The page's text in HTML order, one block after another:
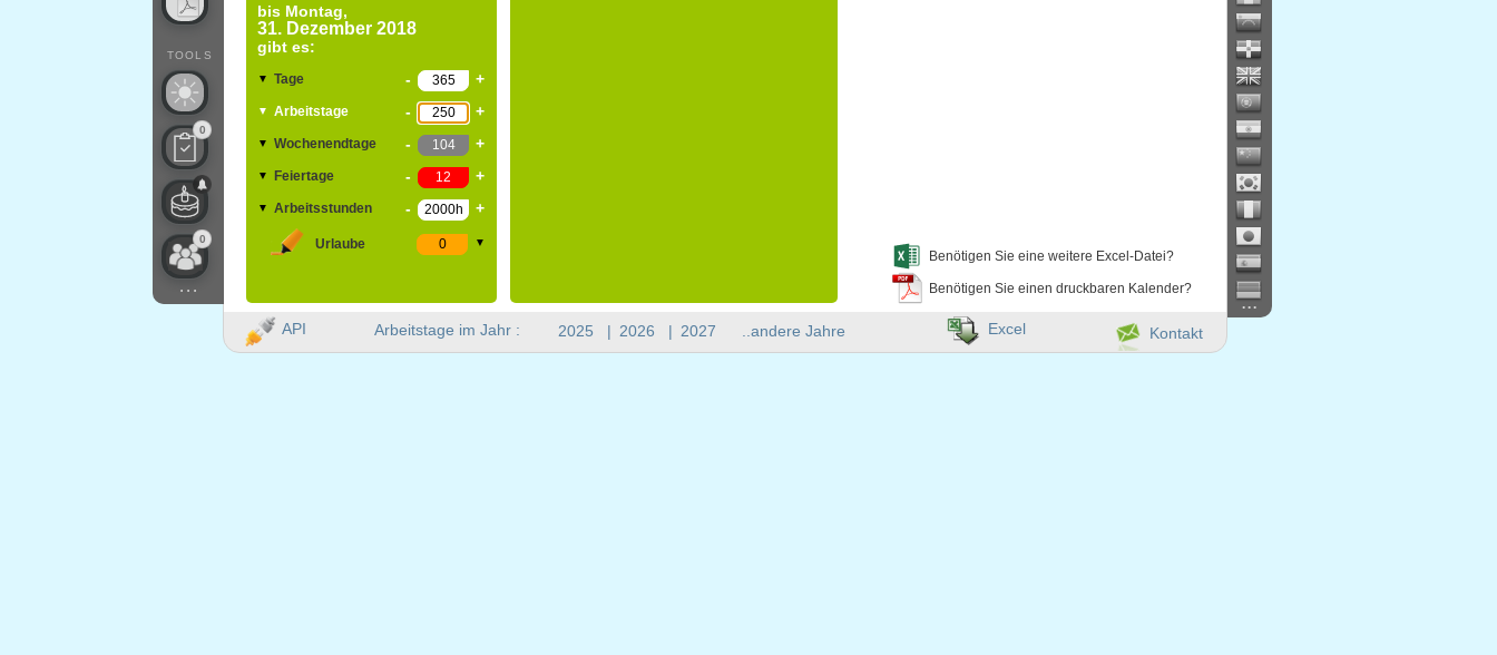
bis Montag,
31. Dezember 2018
gibt es:
▼ Tage - +
▼ Arbeitstage - +
▼ Wochenendtage - +
▼ Feiertage - +
▼ Arbeitsstunden - +
Urlaube ▼
Benötigen Sie eine weitere Excel-Datei?
Benötigen Sie einen druckbaren Kalender?
TOOLS
0
0
...
Arbeitstage im Jahr : 2025 | 2026 | 2027 ..andere Jahre
...
API Kontakt
Excel